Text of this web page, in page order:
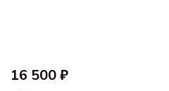
16 500 ₽